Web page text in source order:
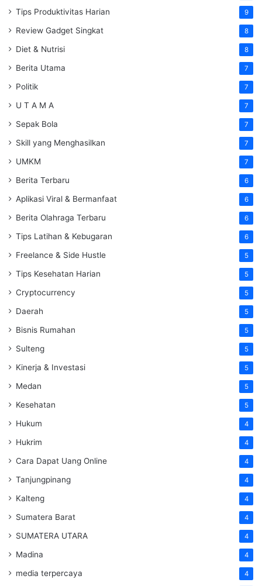
Tips Produktivitas Harian 9
Review Gadget Singkat 8
Diet & Nutrisi 8
Berita Utama 7
Politik 7
U T A M A 7
Sepak Bola 7
Skill yang Menghasilkan 7
UMKM 7
Berita Terbaru 6
Aplikasi Viral & Bermanfaat 6
Berita Olahraga Terbaru 6
Tips Latihan & Kebugaran 6
Freelance & Side Hustle 5
Tips Kesehatan Harian 5
Cryptocurrency 5
Daerah 5
Bisnis Rumahan 5
Sulteng 5
Kinerja & Investasi 5
Medan 5
Kesehatan 5
Hukum 4
Hukrim 4
Cara Dapat Uang Online 4
Tanjungpinang 4
Kalteng 4
Sumatera Barat 4
SUMATERA UTARA 4
Madina 4
media terpercaya 4